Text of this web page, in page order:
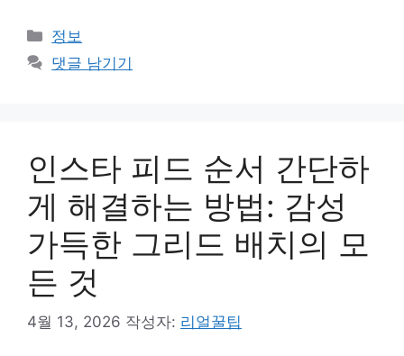
카
테
정보
댓글 남기기
인스타 피드 순서 간단하
게 해결하는 방법: 감성
가득한 그리드 배치의 모
든 것
4월 13, 2026 작성자: 리얼꿀팁